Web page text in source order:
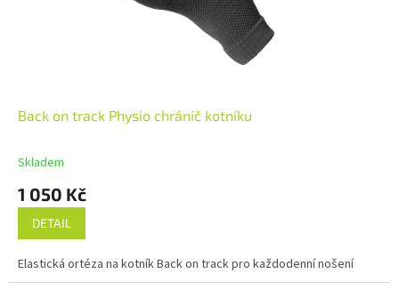
Back on track Physio chránič kotníku
Skladem
1 050 Kč
DETAIL
Elastická ortéza na kotník Back on track pro každodenní nošení